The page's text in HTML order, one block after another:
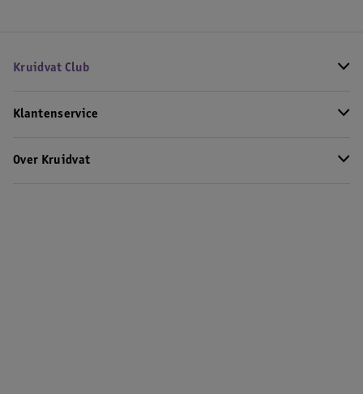
Kruidvat Club
Klantenservice
Over Kruidvat